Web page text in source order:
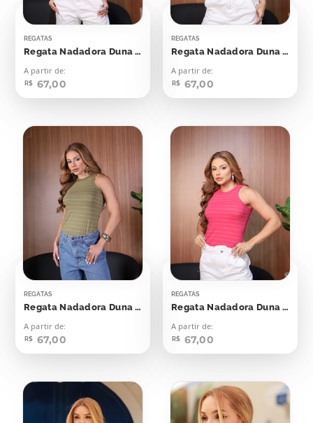
REGATAS
Regata Nadadora Duna Rosa Seco Listras Off
A partir de:
R$ 67,00
REGATAS
Regata Nadadora Duna Verde Esmeralda Com Off
A partir de:
R$ 67,00
REGATAS
Regata Nadadora Duna Verde Oriente Listras Off
A partir de:
R$ 67,00
REGATAS
Regata Nadadora Duna Viva Magenta
A partir de:
R$ 67,00